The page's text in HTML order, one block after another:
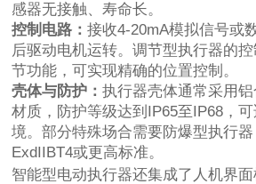
感器无接触、寿命长。
控制电路：接收4-20mA模拟信号或
后驱动电机运转。调节型执行器的
节功能，可实现精确的位置控制。
壳体与防护：执行器壳体通常采用
材质，防护等级达到IP65至IP68，
境。部分特殊场合需要防爆型执行
ExdIIBT4或更高标准。
智能型电动执行器还集成了人机界